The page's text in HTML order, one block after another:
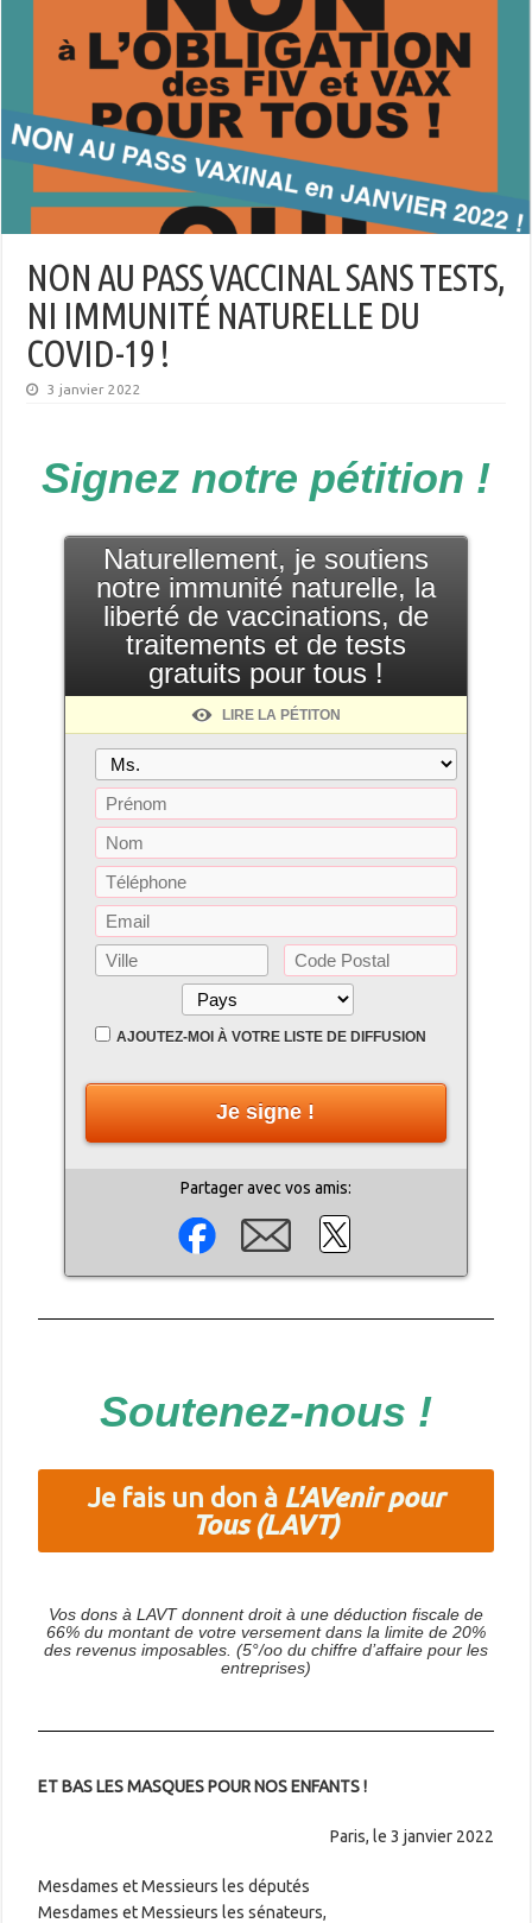
NON AU PASS VACCINAL SANS TESTS,
NI IMMUNITÉ NATURELLE DU
COVID-19 !
3 janvier 2022
Signez notre pétition !
Naturellement, je soutiens
notre immunité naturelle, la
liberté de vaccinations, de
traitements et de tests
gratuits pour tous !
LIRE LA PÉTITON
AJOUTEZ-MOI À VOTRE LISTE DE DIFFUSION
Je signe !
Partager avec vos amis:
Soutenez-nous !
Je fais un don à L'AVenir pour
Tous (LAVT)
Vos dons à LAVT donnent droit à une déduction fiscale de
66% du montant de votre versement dans la limite de 20%
des revenus imposables. (5°/oo du chiffre d’affaire pour les
entreprises)
ET BAS LES MASQUES POUR NOS ENFANTS !
Paris, le 3 janvier 2022
Mesdames et Messieurs les députés
Mesdames et Messieurs les sénateurs,